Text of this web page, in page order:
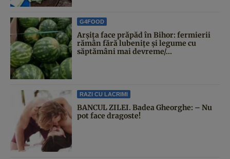
G4FOOD
Arșița face prăpăd în Bihor: fermierii
rămân fără lubenițe și legume cu
săptămâni mai devreme/...
RAZI CU LACRIMI
BANCUL ZILEI. Badea Gheorghe: – Nu
pot face dragoste!